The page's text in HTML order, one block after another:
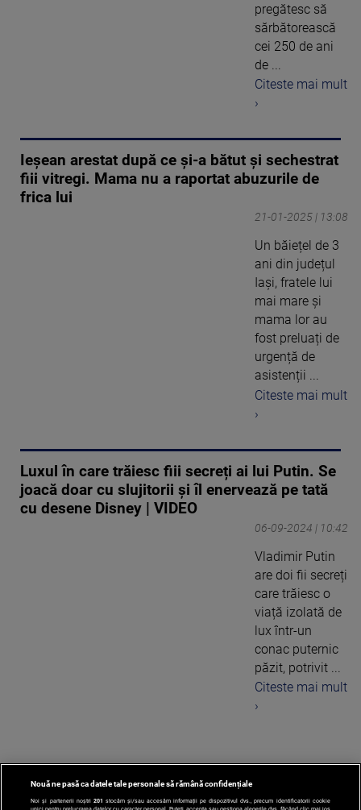
pregătesc să
sărbătorească
cei 250 de ani
de ...
Citeste mai mult
›
Ieșean arestat după ce și-a bătut și sechestrat
fiii vitregi. Mama nu a raportat abuzurile de
frica lui
21-01-2025 | 13:08
Un băiețel de 3
ani din județul
Iași, fratele lui
mai mare și
mama lor au
fost preluați de
urgență de
asistenții ...
Citeste mai mult
›
Luxul în care trăiesc fiii secreți ai lui Putin. Se
joacă doar cu slujitorii și îl enervează pe tată
cu desene Disney | VIDEO
06-09-2024 | 10:42
Vladimir Putin
are doi fii secreți
care trăiesc o
viață izolată de
lux într-un
conac puternic
păzit, potrivit ...
Citeste mai mult
›
1
Nouă ne pasă ca datele tale personale să rămână confidențiale
Noi și partenerii noștri 201 stocăm și/sau accesăm informații pe dispozitivul dvs., precum identificatorii cookie
unici pentru prelucrarea datelor cu caracter personal. Puteți accepta sau gestiona alegerile dvs. făcând clic mai jos